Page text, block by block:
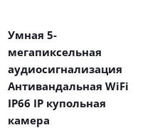
Умная 5-
мегапиксельная
аудиосигнализация
Антивандальная WiFi
IP66 IP купольная
камера